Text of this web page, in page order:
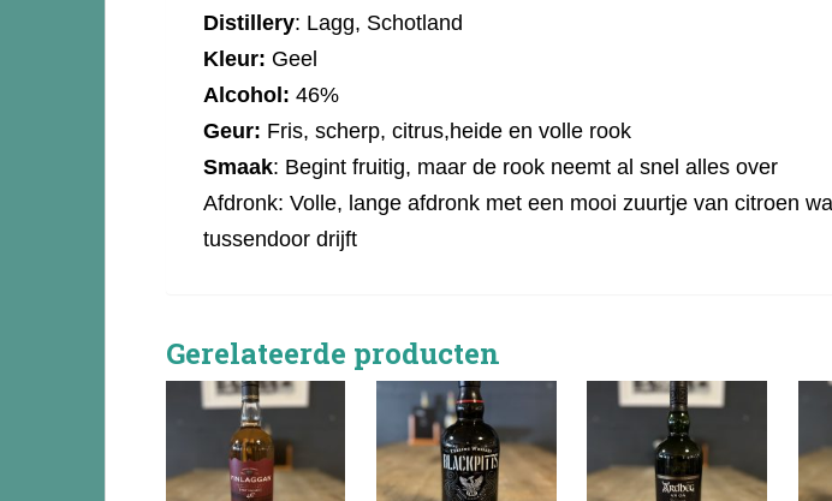
Distillery: Lagg, Schotland
Kleur: Geel
Alcohol: 46%
Geur: Fris, scherp, citrus,heide en volle rook
Smaak: Begint fruitig, maar de rook neemt al snel alles over
Afdronk: Volle, lange afdronk met een mooi zuurtje van citroen
tussendoor drijft
Gerelateerde producten